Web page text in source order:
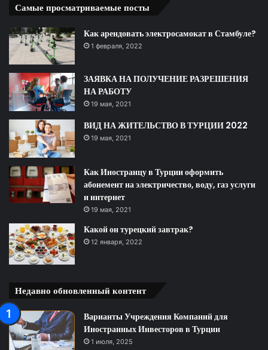
Самые просматриваемые посты
Как арендовать электросамокат в Стамбуле?
1 февраля, 2022
ЗАЯВКА НА ПОЛУЧЕНИЕ РАЗРЕШЕНИЯ
НА РАБОТУ
19 мая, 2021
ВИД НА ЖИТЕЛЬСТВО В ТУРЦИИ 2022
19 мая, 2021
Как Иностранцу в Турции оформить
абонемент на электричество, воду, газ услуги
и интернет
19 мая, 2021
Какой он турецкий завтрак?
12 января, 2022
Недавно обновленный контент
Варианты Учреждения Компаний для
Иностранных Инвесторов в Турции
1 июля, 2025